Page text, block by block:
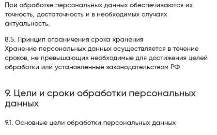
При обработке персональных данных обеспечиваются их
точность, достаточность и в необходимых случаях
актуальность.
8.5. Принцип ограничения срока хранения
Хранение персональных данных осуществляется в течение
сроков, не превышающих необходимые для достижения целей
обработки или установленные законодательством РФ.
9. Цели и сроки обработки персональных
данных
9.1. Основные цели обработки персональных данных